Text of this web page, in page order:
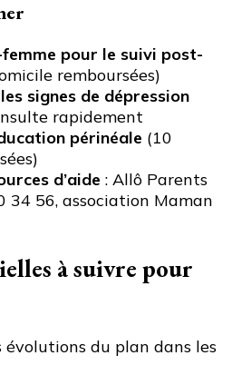
pour le suivi post-
remboursées)
signes de dépression
rapidement
périnéale (10
d’aide : Allô Parents
34 56, association Maman
à suivre pour
du plan dans les